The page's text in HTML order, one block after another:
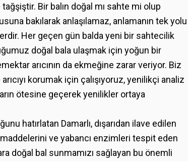
Bir balın doğal mı sahte mi olup
bakılarak anlaşılamaz, anlamanın tek yolu
Her geçen gün balda yeni bir sahtecilik
doğal bala ulaşmak için yoğun bir
arıcının da ekmeğine zarar veriyor. Biz
korumak için çalışıyoruz, yenilikçi analiz
ötesine geçerek yenilikler ortaya
hatırlatan Damarlı, dışarıdan ilave edilen
ve yabancı enzimleri tespit eden
doğal bal sunmamızı sağlayan bu önemli